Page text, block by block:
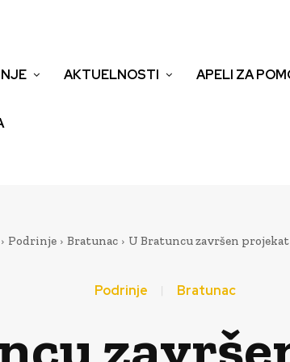
AKTUELNOSTI APELI ZA
Podrinje Bratunac U Bratuncu završen
Podrinje Bratunac